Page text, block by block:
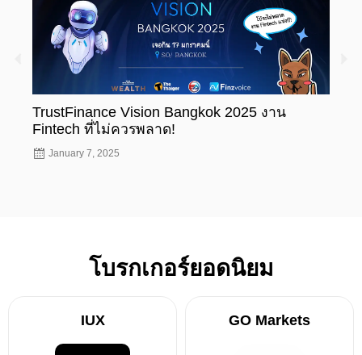
TrustFinance Vision Bangkok 2025 งาน
Fintech ที่ไม่ควรพลาด!
January 7, 2025
โบรกเกอร์ยอดนิยม
IUX GO Markets